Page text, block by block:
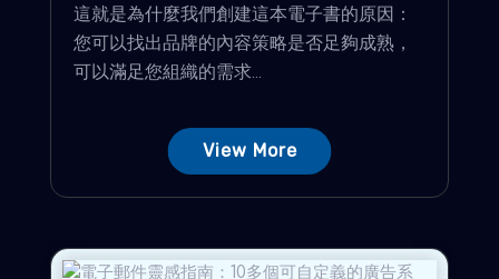
這就是為什麼我們創建這本電子書的原因：
您可以找出品牌的內容策略是否足夠成熟，
可以滿足您組織的需求...
View More